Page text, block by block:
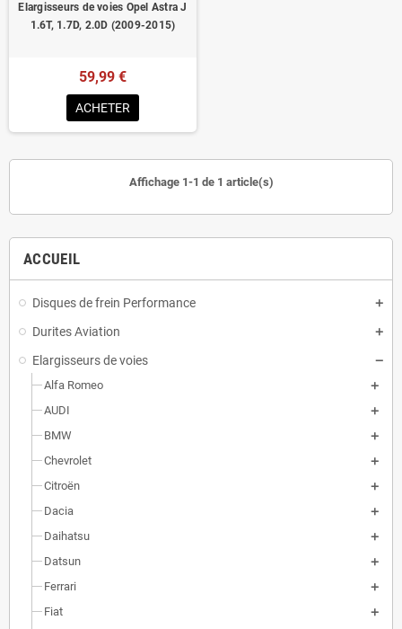
ACCUEIL
Disques de frein Performance
Durites Aviation
Elargisseurs de voies
Alfa Romeo
AUDI
BMW
Chevrolet
Citroën
Dacia
Daihatsu
Datsun
Ferrari
Fiat
Elargisseurs de voies Opel Astra J
1.6T, 1.7D, 2.0D (2009-2015)
59,99 €
ACHETER
Affichage 1-1 de 1 article(s)